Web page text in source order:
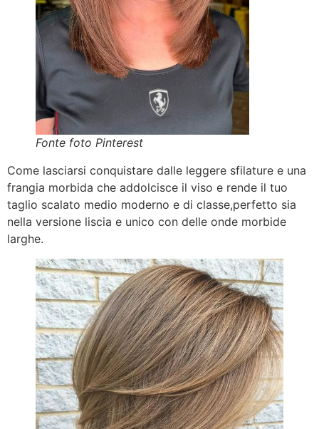
Fonte foto Pinterest
Come lasciarsi conquistare dalle leggere sfilature e una
frangia morbida che addolcisce il viso e rende il tuo
taglio scalato medio moderno e di classe,perfetto sia
nella versione liscia e unico con delle onde morbide
larghe.